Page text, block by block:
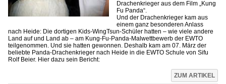
Drachenkrieger aus dem Film „Kung
Fu Panda“.
Und der Drachenkrieger kam aus
einem ganz besonderen Anlass
nach Heide: Die dortigen Kids-WingTsun-Schüler hatten – wie viele andere
Land auf und Land ab – am Kung-Fu-Panda-Malwettbewerb der EWTO
teilgenommen. Und sie hatten gewonnen. Deshalb kam am 07. März der
beliebte Panda-Drachenkrieger nach Heide in die EWTO Schule von Sifu
Rolf Beier. Hier dazu sein Bericht:
ZUM ARTIKEL